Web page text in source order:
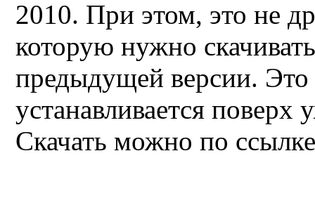
2010. При этом, это не
которую нужно
предыдущей версии. Это
устанавливается
Скачать можно по